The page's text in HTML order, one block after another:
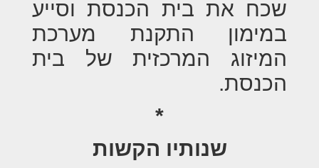
שכח את בית הכנסת וסייע
במימון התקנת מערכת
המיזוג המרכזית של בית
הכנסת.
*
שנותיו הקשות